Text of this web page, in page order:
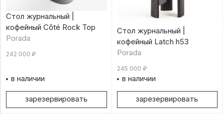
Стол журнальный |
кофейный Cȏté Rock Top
Porada
242 000 ₽
в наличии
зарезервировать
Стол журнальный |
кофейный Latch h53
Porada
245 000 ₽
в наличии
зарезервировать